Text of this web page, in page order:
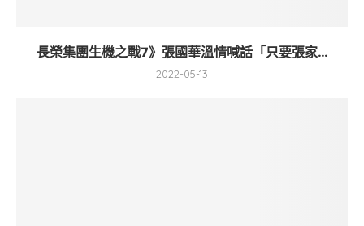
長榮集團生機之戰7》張國華溫情喊話「只要張家...
2022-05-13